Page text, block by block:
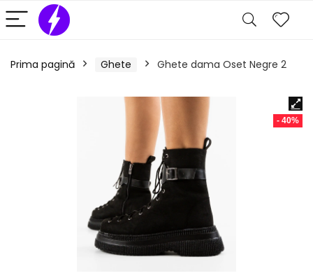
Prima pagină Ghete Ghete dama Oset Negre 2
- 40%